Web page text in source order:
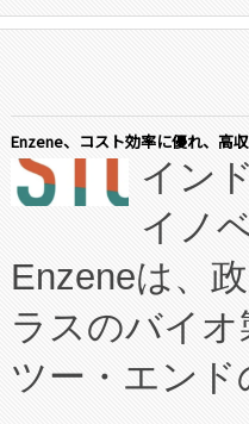
Enzene、コスト効率に優れ、高
イン
イノ
Enzeneは、
ラスのバイ
ツー・エン